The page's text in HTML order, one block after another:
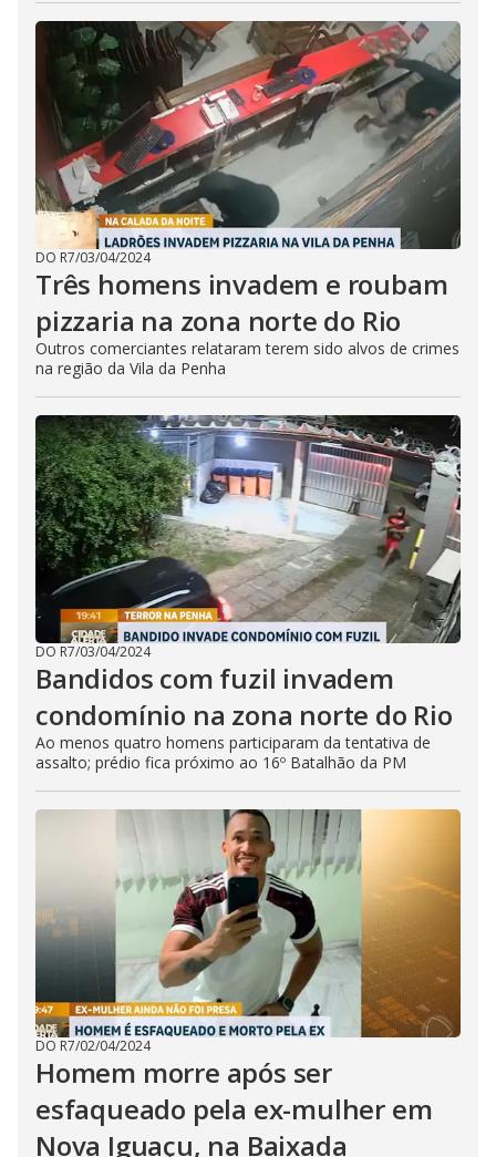
DO R7/03/04/2024
Três homens invadem e roubam
pizzaria na zona norte do Rio
Outros comerciantes relataram terem sido alvos de crimes
na região da Vila da Penha
DO R7/03/04/2024
Bandidos com fuzil invadem
condomínio na zona norte do Rio
Ao menos quatro homens participaram da tentativa de
assalto; prédio fica próximo ao 16º Batalhão da PM
DO R7/02/04/2024
Homem morre após ser
esfaqueado pela ex-mulher em
Nova Iguaçu, na Baixada